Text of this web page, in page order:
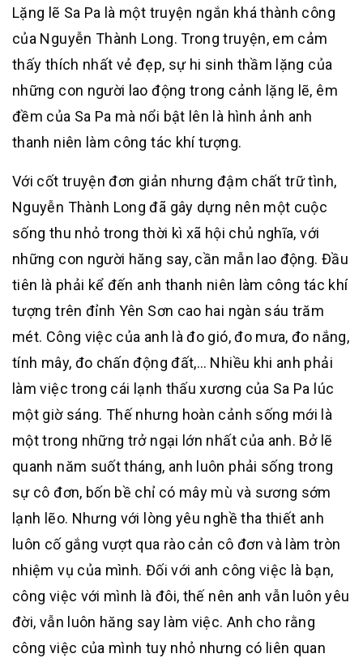
Lặng lẽ Sa Pa là một truyện ngắn khá thành công
của Nguyễn Thành Long. Trong truyện, em cảm
thấy thích nhất vẻ đẹp, sự hi sinh thầm lặng của
những con người lao động trong cảnh lặng lẽ, êm
đềm của Sa Pa mà nổi bật lên là hình ảnh anh
thanh niên làm công tác khí tượng.
Với cốt truyện đơn giản nhưng đậm chất trữ tình,
Nguyễn Thành Long đã gây dựng nên một cuộc
sống thu nhỏ trong thời kì xã hội chủ nghĩa, với
những con người hăng say, cần mẫn lao động. Đầu
tiên là phải kể đến anh thanh niên làm công tác khí
tượng trên đỉnh Yên Sơn cao hai ngàn sáu trăm
mét. Công việc của anh là đo gió, đo mưa, đo nắng,
tính mây, đo chấn động đất,… Nhiều khi anh phải
làm việc trong cái lạnh thấu xương của Sa Pa lúc
một giờ sáng. Thế nhưng hoàn cảnh sống mới là
một trong những trở ngại lớn nhất của anh. Bở lẽ
quanh năm suốt tháng, anh luôn phải sống trong
sự cô đơn, bốn bề chỉ có mây mù và sương sớm
lạnh lẽo. Nhưng với lòng yêu nghề tha thiết anh
luôn cố gắng vượt qua rào cản cô đơn và làm tròn
nhiệm vụ của mình. Đối với anh công việc là bạn,
công việc với mình là đôi, thế nên anh vẫn luôn yêu
đời, vẫn luôn hăng say làm việc. Anh cho rằng
công việc của mình tuy nhỏ nhưng có liên quan